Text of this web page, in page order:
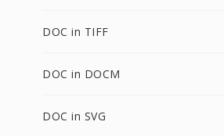
DOC in TIFF
DOC in DOCM
DOC in SVG